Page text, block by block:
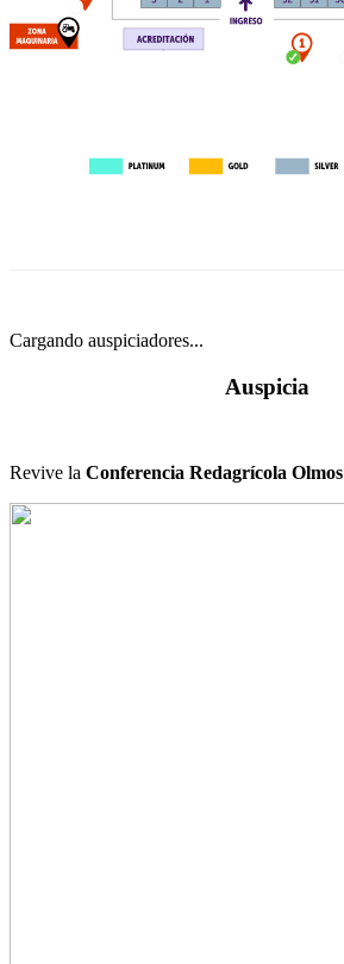
Cargando auspiciadores...
Auspicia
Revive la Conferencia Redagrícola Olmos